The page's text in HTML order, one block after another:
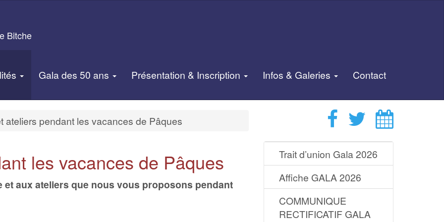
Bitche
Gala des 50 ans Présentation & Inscription Infos & Galeries Contact
ateliers pendant les vacances de Pâques
les vacances de Pâques
aux ateliers que nous vous proposons pendant
Trait d’union Gala 2026
Affiche GALA 2026
COMMUNIQUE
RECTIFICATIF GALA